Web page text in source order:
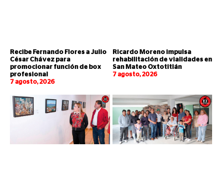
Recibe Fernando Flores a Julio
César Chávez para
promocionar función de box
profesional
7 agosto, 2026
Ricardo Moreno impulsa
rehabilitación de vialidades en
San Mateo Oxtotitlán
7 agosto, 2026